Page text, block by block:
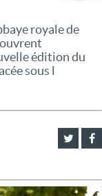
royale de
édition du
sous l